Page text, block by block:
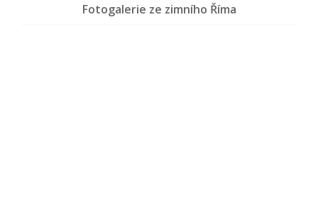
Fotogalerie ze zimního Říma